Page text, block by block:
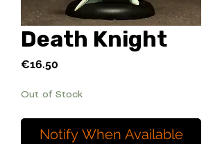
Death Knight
€16.50
Out of Stock
Notify When Available